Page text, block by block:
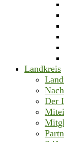
Landkreis
Der